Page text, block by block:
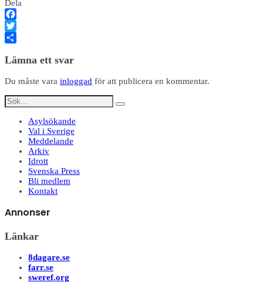
Dela
Facebook
Twitter
Lämna ett svar
Du måste vara inloggad för att publicera en kommentar.
Asylsökande
Val i Sverige
Meddelande
Arkiv
Idrott
Svenska Press
Bli medlem
Kontakt
Annonser
Länkar
8dagare.se
farr.se
sweref.org